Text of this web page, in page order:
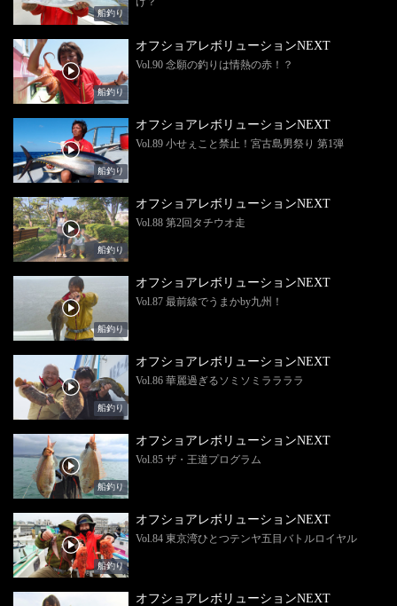
船釣り
船釣り
オフショアレボリューションNEXT
Vol.90 念願の釣りは情熱の赤！？
船釣り
オフショアレボリューションNEXT
Vol.89 小せぇこと禁止！宮古島男祭り 第1弾
船釣り
オフショアレボリューションNEXT
Vol.88 第2回タチウオ走
船釣り
オフショアレボリューションNEXT
Vol.87 最前線でうまかby九州！
船釣り
オフショアレボリューションNEXT
Vol.86 華麗過ぎるソミソミララララ
船釣り
オフショアレボリューションNEXT
Vol.85 ザ・王道プログラム
船釣り
オフショアレボリューションNEXT
Vol.84 東京湾ひとつテンヤ五目バトルロイヤル
オフショアレボリューションNEXT